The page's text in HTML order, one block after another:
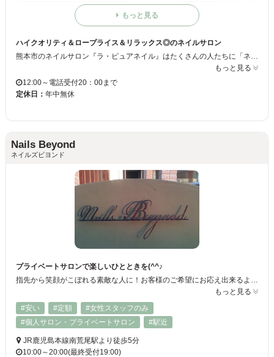
もっと見る
ハイクオリティ＆ロープライス＆リラックス◎のネイルサロン
もっと見る
12:00～電話受付20：00まで
定休日： 年中無休
Nails Beyond
ネイルズビヨンド
プライベートサロンで楽しいひとときを(^^♪
もっと見る
#安い
#定額
#女性スタッフのみ
#個人サロン・プライベートサロン
#駅近
JR鹿児島本線南荒尾駅より徒歩5分
10:00～20:00(最終受付19:00)